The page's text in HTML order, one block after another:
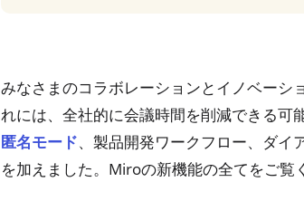
みなさまのコラボレーションとイノベーシ
れには、全社的に会議時間を削減できる可
匿名モード、製品開発ワークフロー、ダイ
を加えました。Miroの新機能の全てをご覧